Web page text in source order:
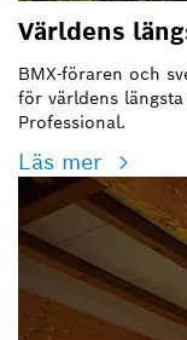
Världens
BMX-föraren och
för världens
Professional.
Läs mer